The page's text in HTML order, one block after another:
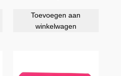
Toevoegen aan
winkelwagen